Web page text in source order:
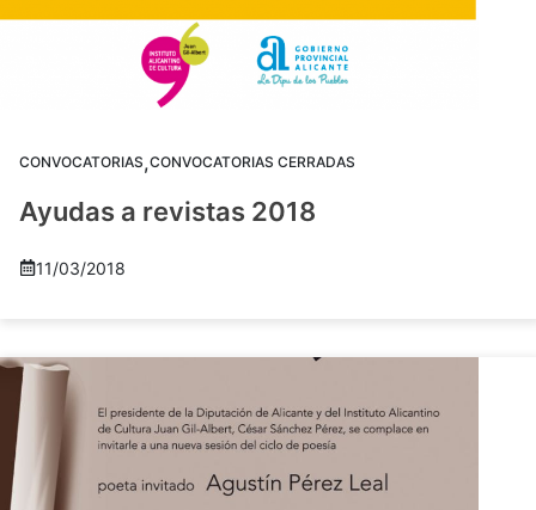
CONVOCATORIAS,CONVOCATORIAS CERRADAS
Ayudas a revistas 2018
11/03/2018